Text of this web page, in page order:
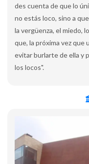
des cuenta de que lo
no estás loco, sino a
la vergüenza, el miedo,
que, la próxima vez que
evitar burlarte de ella y
los locos".